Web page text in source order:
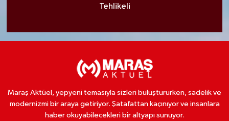
Tehlikeli
Maraş Aktüel, yepyeni temasıyla sizleri buluştururken, sadelik ve
modernizmi bir araya getiriyor. Şatafattan kaçınıyor ve insanlara
haber okuyabilecekleri bir altyapı sunuyor.